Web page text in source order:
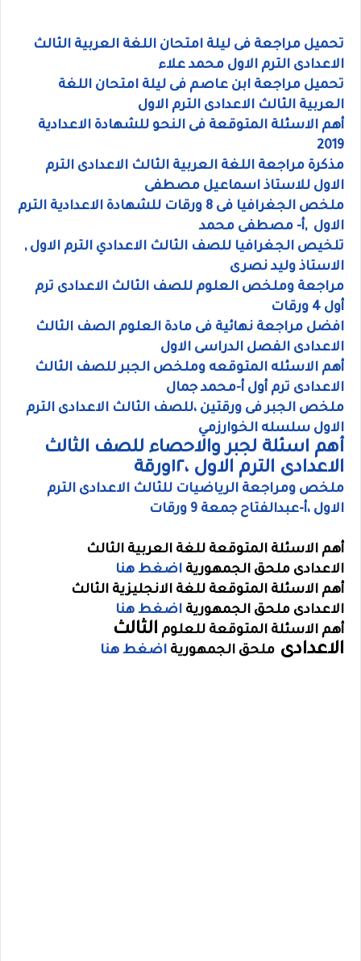
تحميل مراجعة فى ليلة امتحان اللغة العربية الثالث
الاعدادى الترم الاول محمد علاء
تحميل مراجعة ابن عاصم فى ليلة امتحان اللغة
العربية الثالث الاعدادى الترم الاول
أهم الاسئلة المتوقعة فى النحو للشهادة الاعدادية
2019
مذكرة مراجعة اللغة العربية الثالث الاعدادى الترم
الاول للاستاذ اسماعيل مصطفى
ملخص الجغرافيا فى 8 ورقات للشهادة الاعدادية الترم
الاول ,أ- مصطفى محمد
تلخيص الجغرافيا للصف الثالث الاعدادي الترم الاول ,
الاستاذ وليد نصرى
مراجعة وملخص العلوم للصف الثالث الاعدادى ترم
أول 4 ورقات
افضل مراجعة نهائية فى مادة العلوم الصف الثالث
الاعدادى الفصل الدراسى الاول
أهم الاسئله المتوقعه وملخص الجبر للصف الثالث
الاعدادى ترم أول أ-محمد جمال
ملخص الجبر فى ورقتين ،للصف الثالث الاعدادى الترم
الاول سلسله الخوارزمي
أهم اسئلة لجبر والاحصاء للصف الثالث
الاعدادى الترم الاول ،١٢ورقة
ملخص ومراجعة الرياضيات للثالث الاعدادى الترم
الاول ،أ-عبدالفتاح جمعة 9 ورقات
أهم الاسئلة المتوقعة للغة العربية الثالث
الاعدادى ملحق الجمهورية اضغط هنا
أهم الاسئلة المتوقعة للغة الانجليزية الثالث
الاعدادى ملحق الجمهورية اضغط هنا
أهم الاسئلة المتوقعة للعلوم الثالث
الاعدادى ملحق الجمهورية اضغط هنا